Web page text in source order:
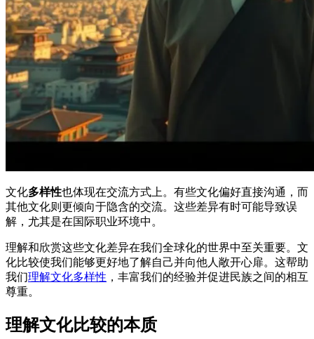
文化多样性也体现在交流方式上。有些文化偏好直接沟通，而
其他文化则更倾向于隐含的交流。这些差异有时可能导致误
解，尤其是在国际职业环境中。
理解和欣赏这些文化差异在我们全球化的世界中至关重要。文
化比较使我们能够更好地了解自己并向他人敞开心扉。这帮助
我们理解文化多样性 ，丰富我们的经验并促进民族之间的相互
尊重。
理解文化比较的本质